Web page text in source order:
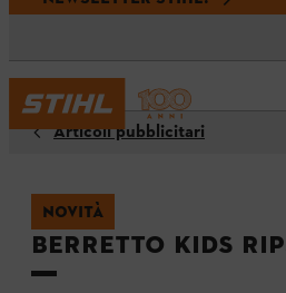
Articoli pubblicitari
NOVITÀ
Berretto KIDS